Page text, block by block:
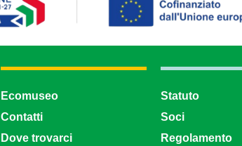
Ecomuseo
Contatti
Dove trovarci
Statuto
Soci
Regolamento